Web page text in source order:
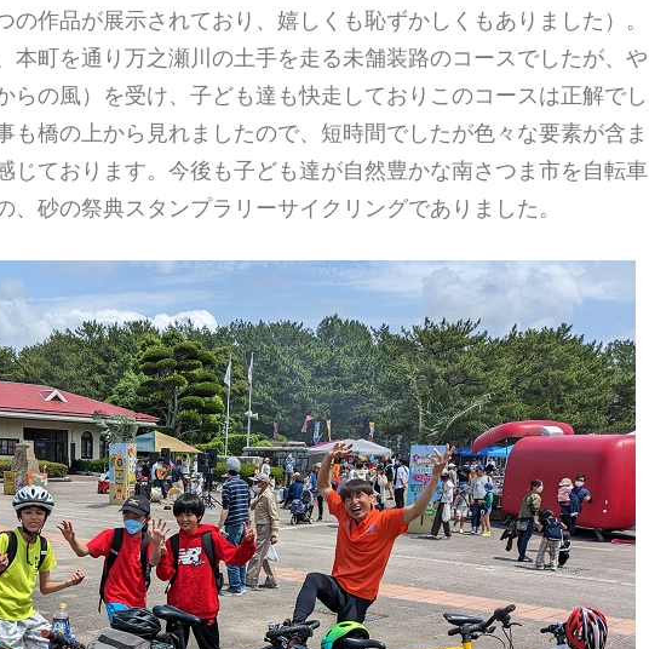
の作品が展示されており、嬉しくも恥ずかしくもありました）。
本町を通り万之瀬川の土手を走る未舗装路のコースでしたが、や
らの風）を受け、子ども達も快走しておりこのコースは正解でし
も橋の上から見れましたので、短時間でしたが色々な要素が含ま
じております。今後も子ども達が自然豊かな南さつま市を自転車
砂の祭典スタンプラリーサイクリングでありました。